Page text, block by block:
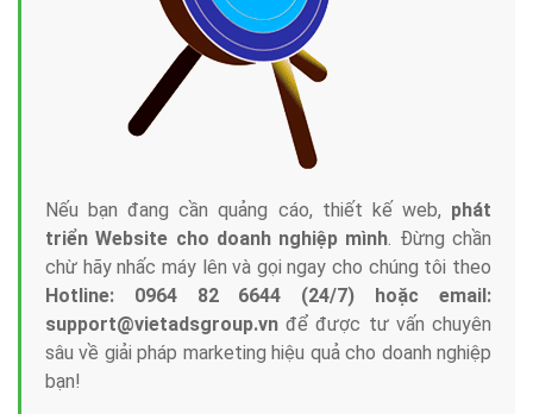
Nếu bạn đang cần quảng cáo, thiết kế web, phát
triển Website cho doanh nghiệp mình. Đừng chần
chừ hãy nhấc máy lên và gọi ngay cho chúng tôi theo
Hotline: 0964 82 6644 (24/7) hoặc email:
support@vietadsgroup.vn để được tư vấn chuyên
sâu về giải pháp marketing hiệu quả cho doanh nghiệp
bạn!